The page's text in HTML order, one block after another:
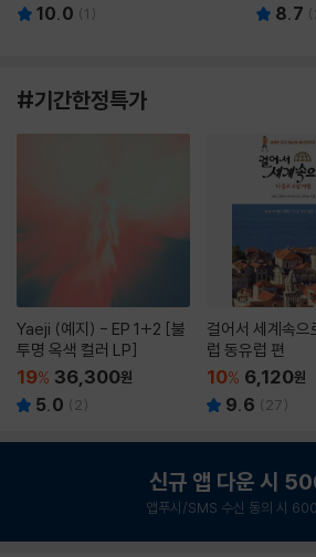
10.0 (1 ) 8.7 (
#기간한정특가
Yaeji (예지) - EP 1+2 [불
투명 옥색 컬러 LP]
19% 36,300원
5.0 ( 2)
걸어서 세계속
럽 동유럽 편
10% 6,120원
9.6 ( 27)
신규 앱 다운 시
앱푸시/SMS 수신 동의 시